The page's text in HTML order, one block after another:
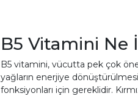
B5 Vitamini Ne
B5 vitamini, vücutta pek çok
yağların enerjiye
fonksiyonları için gereklidir.